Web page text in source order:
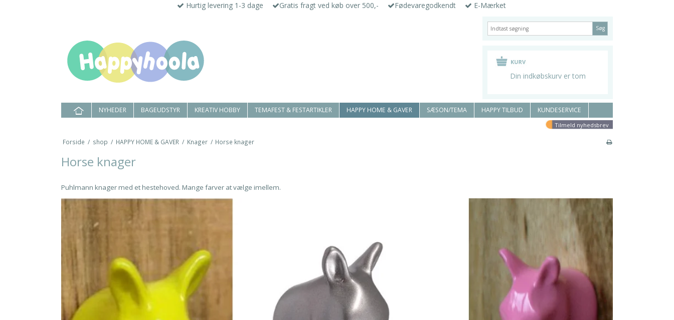
Hurtig levering 1-3 dage Gratis fragt ved køb over 500,- Fødevaregodkendt E-Mærket
Søg
Din indkøbskurv er tom
NYHEDER BAGEUDSTYR KREATIV HOBBY TEMAFEST & FESTARTIKLER HAPPY HOME & GAVER SÆSON/TEMA HAPPY TILBUD KUNDESERVICE
Tilmeld nyhedsbrev
Forside / shop / HAPPY HOME & GAVER / Knager / Horse knager
Horse knager
Puhlmann knager med et hestehoved. Mange farver at vælge imellem.